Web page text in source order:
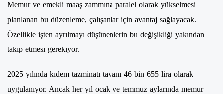
Memur ve emekli maaş zammına paralel olarak yükselmesi
planlanan bu düzenleme, çalışanlar için avantaj sağlayacak.
Özellikle işten ayrılmayı düşünenlerin bu değişikliği yakından
takip etmesi gerekiyor.
2025 yılında kıdem tazminatı tavanı 46 bin 655 lira olarak
uygulanıyor. Ancak her yıl ocak ve temmuz aylarında memur